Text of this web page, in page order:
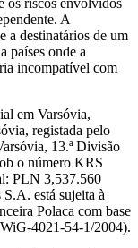
A
a destinatários de um
países onde a
incompatível com
em Varsóvia,
registada pelo
13.ª Divisão
o número KRS
PLN 3,537.560
está sujeita à
Polaca com base
4021-54-1/2004).